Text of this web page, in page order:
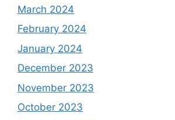
March 2024
February 2024
January 2024
December 2023
November 2023
October 2023